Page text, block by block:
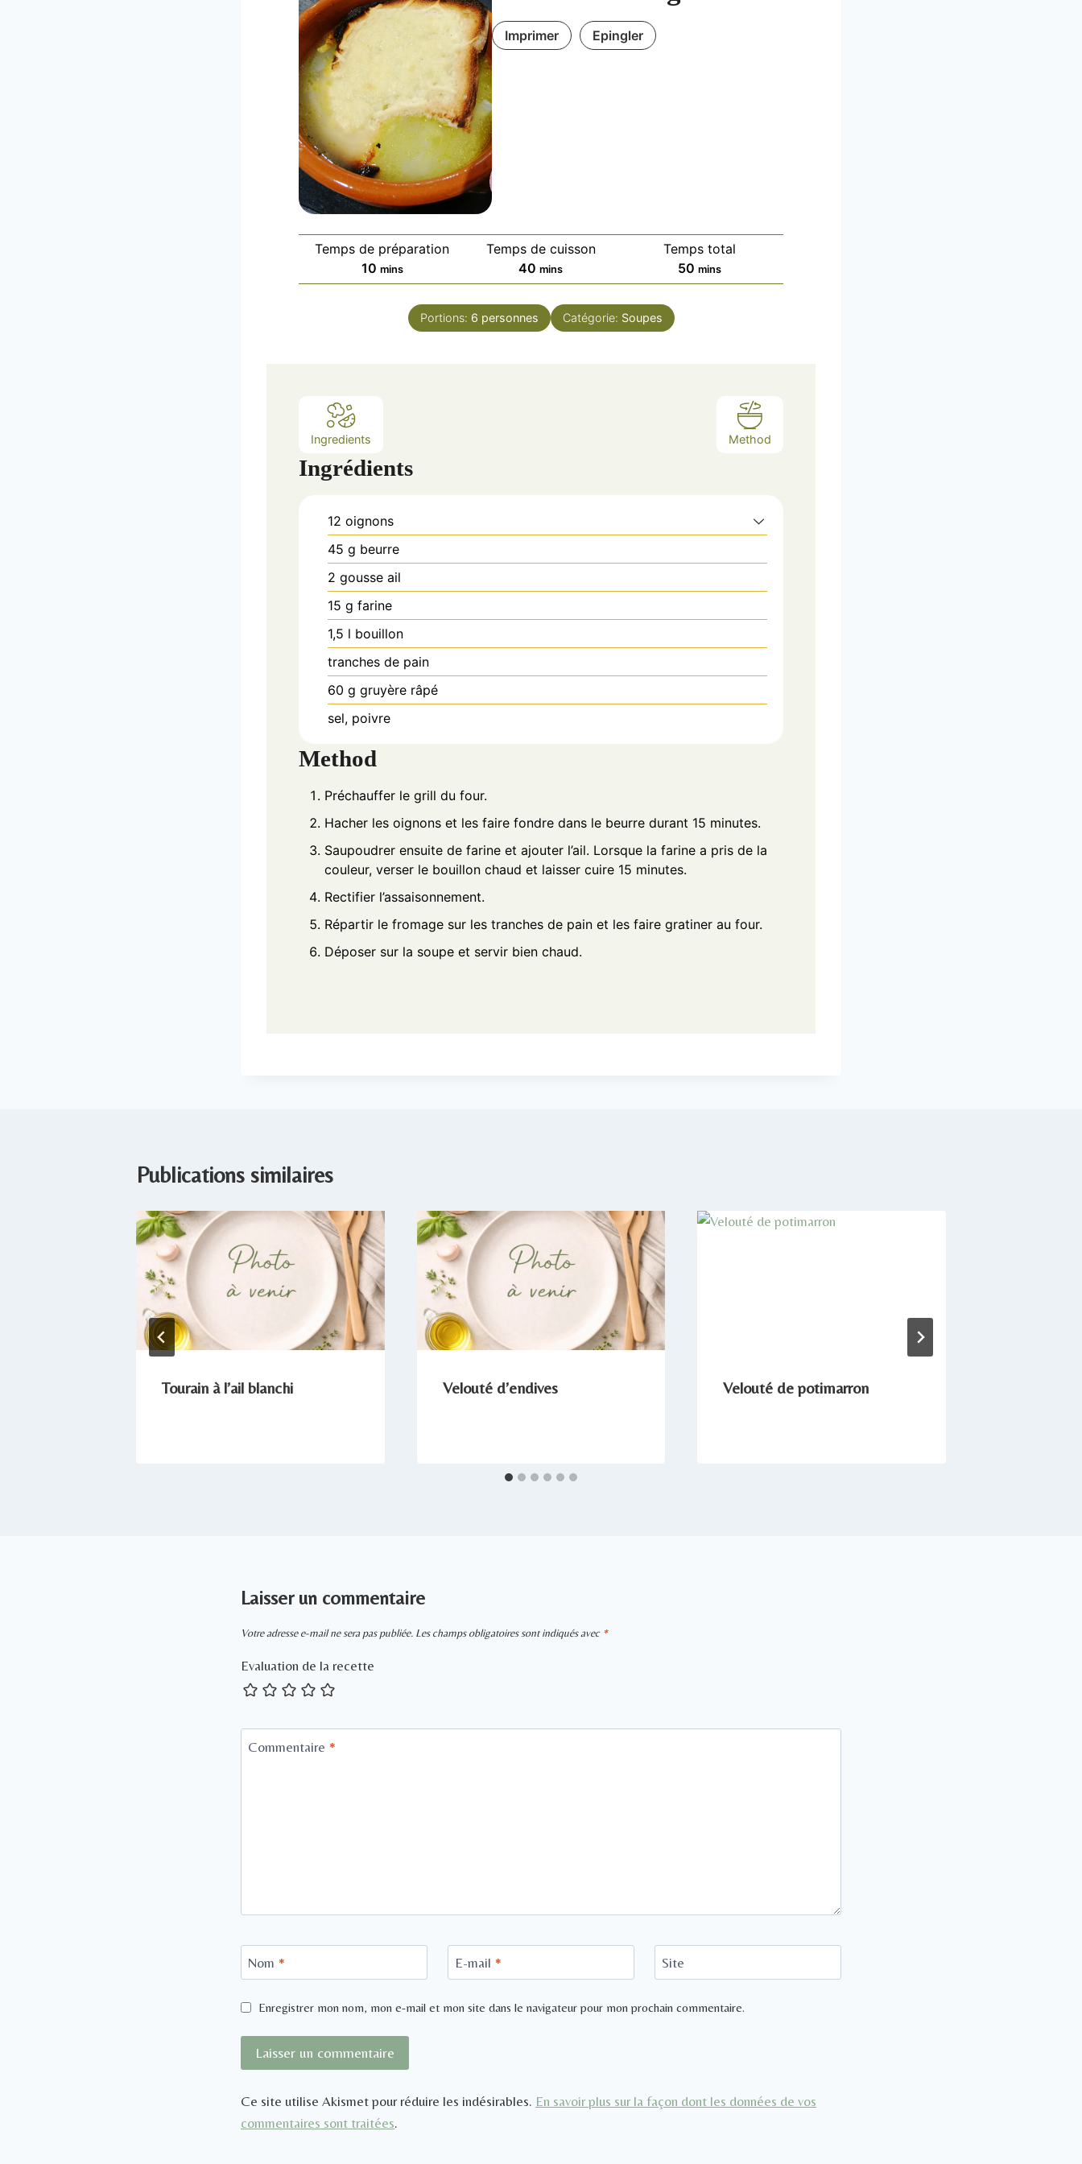
Imprimer Epingler
Temps de préparation
10m
i
mins
Temps de cuisson
40 m
i
n
u
mins
Temps total
50 m
i
mins
Portions: 6 personnes Catégorie: Soupes
Ingredients Method
Ingrédients
12 oignons
45 g beurre
2 gousse ail
15 g farine
1,5 l bouillon
tranches de pain
60 g gruyère râpé
sel, poivre
Method
Préchauffer le grill du four.
Hacher les oignons et les faire fondre dans le beurre durant 15 minutes.
Saupoudrer ensuite de farine et ajouter l’ail. Lorsque la farine a pris de la
couleur, verser le bouillon chaud et laisser cuire 15 minutes.
Rectifier l’assaisonnement.
Répartir le fromage sur les tranches de pain et les faire gratiner au four.
Déposer sur la soupe et servir bien chaud.
Publications similaires
Tourain à l’ail blanchi Velouté d’endives Velouté de potimarron
Laisser un commentaire
Votre adresse e-mail ne sera pas publiée. Les champs obligatoires sont indiqués avec *
Evaluation de la recette
Commentaire *
Nom * E-mail * Site
Enregistrer mon nom, mon e-mail et mon site dans le navigateur pour mon prochain commentaire.
Ce site utilise Akismet pour réduire les indésirables. En savoir plus sur la façon dont les données de vos
commentaires sont traitées.